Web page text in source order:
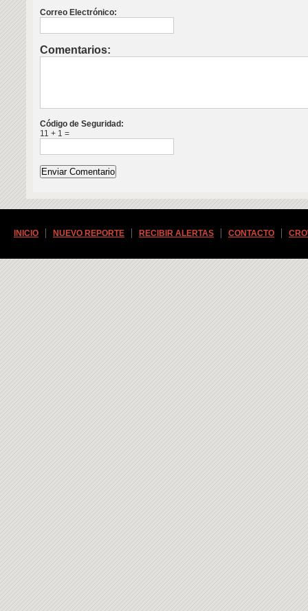
Correo Electrónico:
Comentarios:
Código de Seguridad:
11 + 1 =
INICIO NUEVO REPORTE RECIBIR ALERTAS CONTACTO